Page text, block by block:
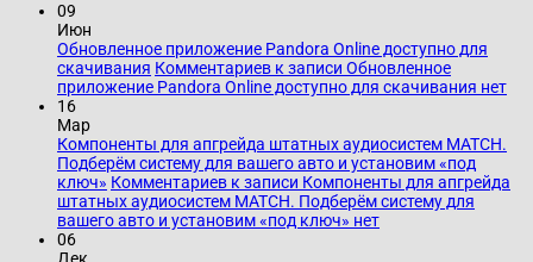
09
Июн
Обновленное приложение Pandora Online доступно для
скачивания Комментариев к записи Обновленное
приложение Pandora Online доступно для скачивания нет
16
Мар
Компоненты для апгрейда штатных аудиосистем MATCH.
Подберём систему для вашего авто и установим «под
ключ» Комментариев к записи Компоненты для апгрейда
штатных аудиосистем MATCH. Подберём систему для
вашего авто и установим «под ключ» нет
06